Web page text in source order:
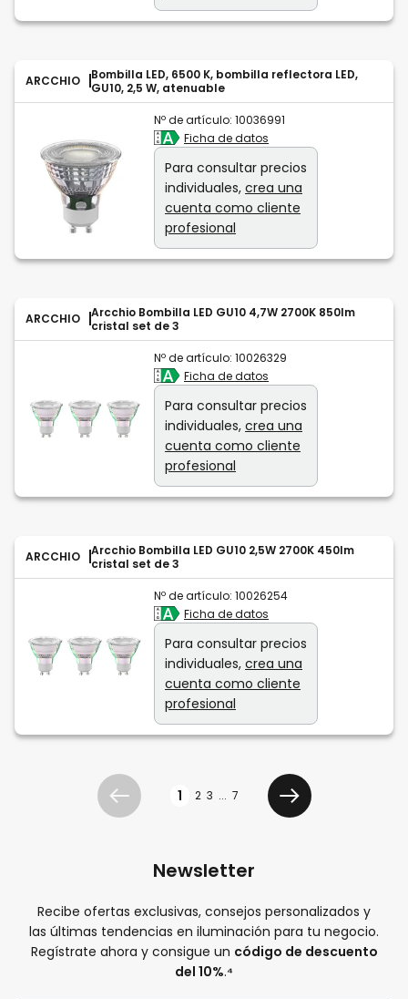
ARCCHIO
Bombilla LED, 6500 K, bombilla reflectora LED,
GU10, 2,5 W, atenuable
Nº de artículo: 10036991
Ficha de datos
Para consultar precios
individuales, crea una
cuenta como cliente
profesional
ARCCHIO
Arcchio Bombilla LED GU10 4,7W 2700K 850lm
cristal set de 3
Nº de artículo: 10026329
Ficha de datos
Para consultar precios
individuales, crea una
cuenta como cliente
profesional
ARCCHIO
Arcchio Bombilla LED GU10 2,5W 2700K 450lm
cristal set de 3
Nº de artículo: 10026254
Ficha de datos
Para consultar precios
individuales, crea una
cuenta como cliente
profesional
Anterior 1 2 3 ... 7
Siguiente
Newsletter
Recibe ofertas exclusivas, consejos personalizados y
las últimas tendencias en iluminación para tu negocio.
Regístrate ahora y consigue un código de descuento
del 10%.⁴